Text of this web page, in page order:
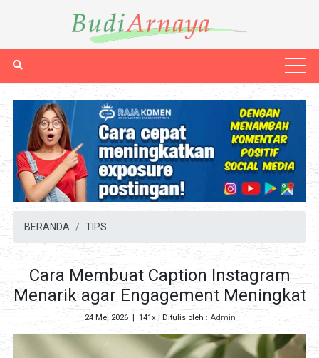
BERANDA TIPS
Cara Membuat Caption Instagram
Menarik agar Engagement Meningkat
24 Mei 2026 141x | Ditulis oleh :Admin